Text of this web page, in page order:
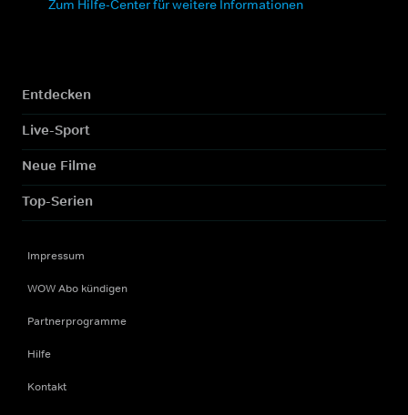
Zum Hilfe-Center für weitere Informationen
Entdecken
Live-Sport
Neue Filme
Top-Serien
Impressum
WOW Abo kündigen
Partnerprogramme
Hilfe
Kontakt